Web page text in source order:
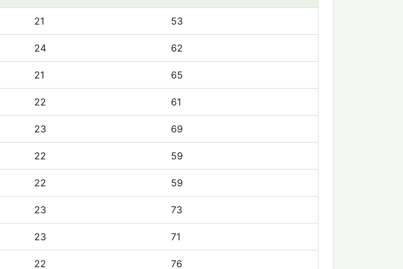
21 53
24 62
21 65
22 61
23 69
22 59
22 59
23 73
23 71
22 76